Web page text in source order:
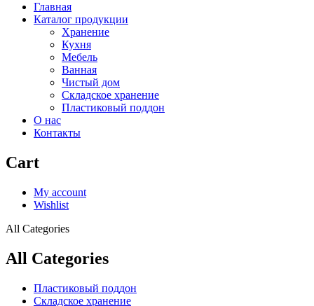
Главная
Каталог продукции
Хранение
Кухня
Мебель
Ванная
Чистый дом
Складское хранение
Пластиковый поддон
О нас
Контакты
Cart
My account
Wishlist
All Categories
All Categories
Пластиковый поддон
Складское хранение